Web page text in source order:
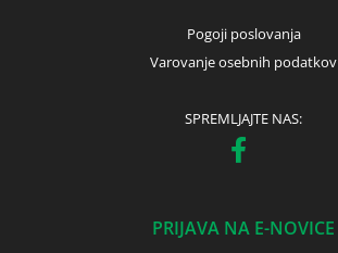
Pogoji poslovanja
Varovanje osebnih podatkov
SPREMLJAJTE NAS:
PRIJAVA NA E-NOVICE